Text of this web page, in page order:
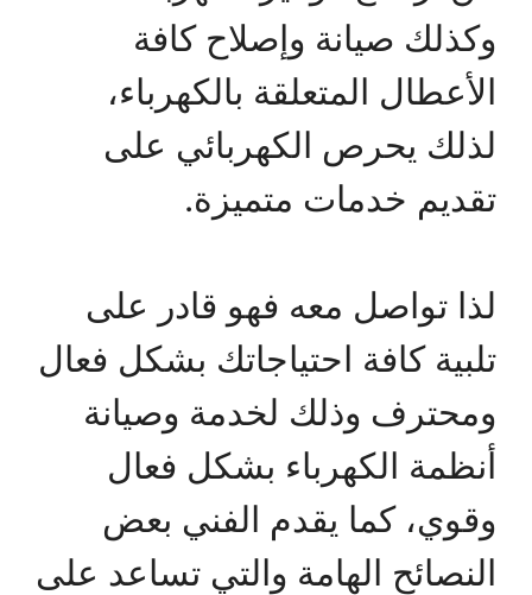
وكذلك صيانة وإصلاح كافة
الأعطال المتعلقة بالكهرباء،
لذلك يحرص الكهربائي على
تقديم خدمات متميزة.
لذا تواصل معه فهو قادر على
تلبية كافة احتياجاتك بشكل فعال
ومحترف وذلك لخدمة وصيانة
أنظمة الكهرباء بشكل فعال
وقوي، كما يقدم الفني بعض
النصائح الهامة والتي تساعد على